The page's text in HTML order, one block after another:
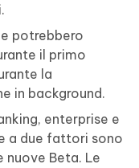
potrebbero
il primo
la
in background.
enterprise e
a due fattori sono
nuove Beta. Le